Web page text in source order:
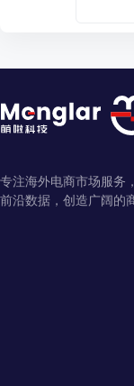
专注海外电商市场服务
前沿数据，创造广阔的